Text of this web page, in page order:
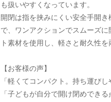
も扱いやすくなっています。
開閉は指を挟みにくい安全手開
で、ワンアクションでスムーズ
ト素材を使用し、軽さと耐久性を
【お客様の声】
「軽くてコンパクト。持ち運び
「子どもが自分で開け閉めできる